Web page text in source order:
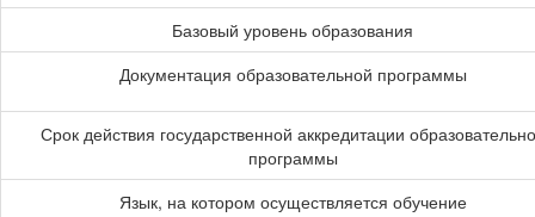
Базовый уровень образования
Документация образовательной программы
Срок действия государственной аккредитации
программы
Язык, на котором осуществляется обучение